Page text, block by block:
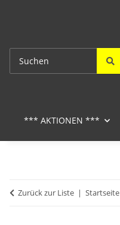
*** AKTIONEN ***
Zurück zur Liste Startseite